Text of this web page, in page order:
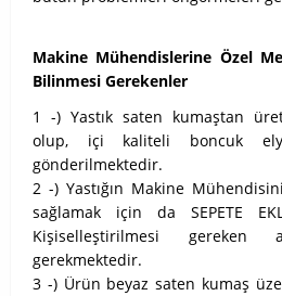
Makine Mühendislerine Özel
Bilinmesi Gerekenler
1 -) Yastık saten kumaştan
olup, içi kaliteli boncuk
gönderilmektedir.
2 -) Yastığın Makine
sağlamak için da SEPETE
Kişiselleştirilmesi gereken
gerekmektedir.
3 -) Ürün beyaz saten kumaş